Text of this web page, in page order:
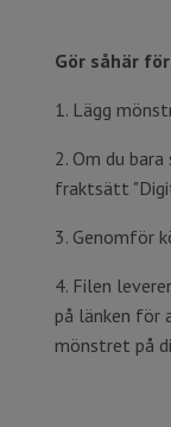
Gör såhär
1. Lägg
2. Om du
fraktsätt
3. Genomför
4. Filen
på länken för
mönstret på